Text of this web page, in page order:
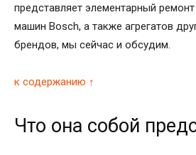
представляет элементарный
машин Bosch, а также агрегатов
брендов, мы сейчас и обсудим.
к содержанию ↑
Что она собой